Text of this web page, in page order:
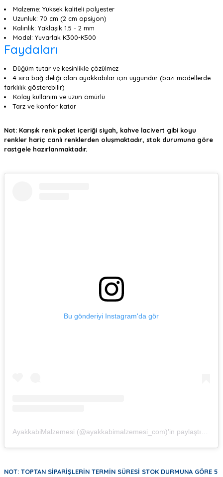
Malzeme: Yüksek kaliteli polyester
Uzunluk: 70 cm (2 cm opsiyon)
Kalınlık: Yaklaşık 1.5 - 2 mm
Model: Yuvarlak K300-K500
Faydaları
Düğüm tutar ve kesinlikle çözülmez
4 sıra bağ deliği olan ayakkabılar için uygundur (bazı modellerde
farklılık gösterebilir)
Kolay kullanım ve uzun ömürlü
Tarz ve konfor katar
Not: Karışık renk paket içeriği siyah, kahve lacivert gibi koyu
renkler hariç canlı renklerden oluşmaktadır, stok durumuna göre
rastgele hazırlanmaktadır.
Bu gönderiyi Instagram'da gör
AyakkabiMalzemesi (@ayakkabimalzemesi_com)'in paylaştığı bir gönderi
NOT: TOPTAN SİPARİŞLERİN TERMİN SÜRESİ STOK DURMUNA GÖRE 5